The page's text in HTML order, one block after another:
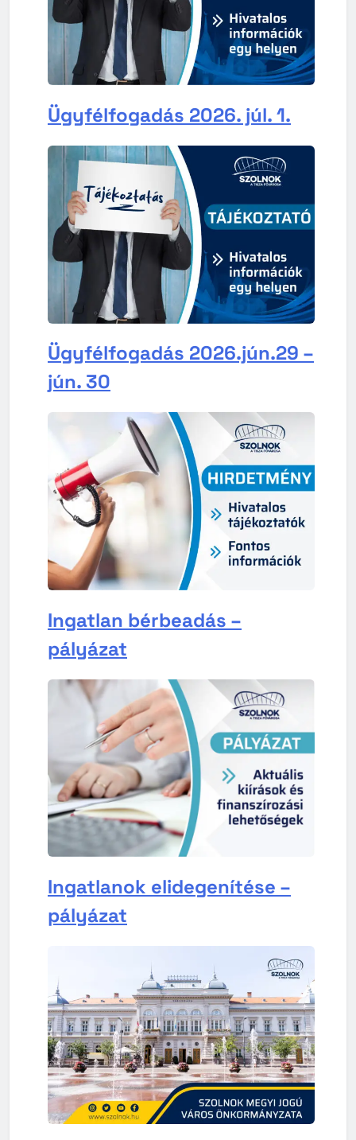
Ügyfélfogadás 2026. júl. 1.
Ügyfélfogadás 2026.jún.29 –
jún. 30
Ingatlan bérbeadás –
pályázat
Ingatlanok elidegenítése –
pályázat